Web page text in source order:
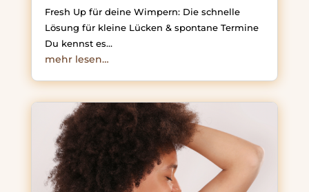
Fresh Up für deine Wimpern: Die schnelle
Lösung für kleine Lücken & spontane Termine
Du kennst es…
mehr lesen…